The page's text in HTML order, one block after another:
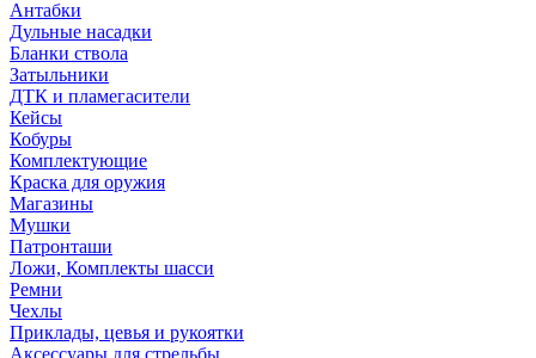
Антабки
Дульные насадки
Бланки ствола
Затыльники
ДТК и пламегасители
Кейсы
Кобуры
Комплектующие
Краска для оружия
Магазины
Мушки
Патронташи
Ложи, Комплекты шасси
Ремни
Чехлы
Приклады, цевья и рукоятки
Аксессуары для стрельбы